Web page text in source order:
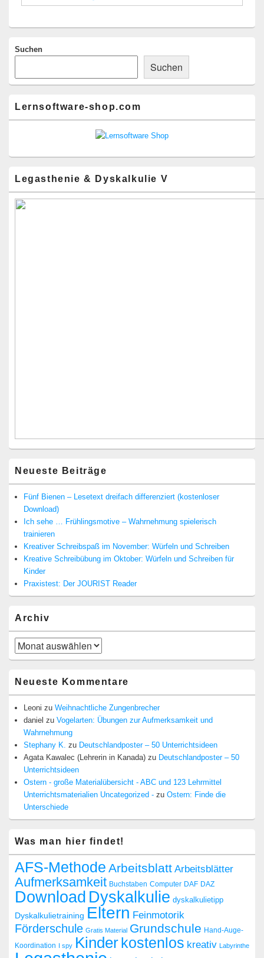
Widgetbereich
Suchen
Suchen
Lernsoftware-shop.com
Legasthenie & Dyskalkulie V
Neueste Beiträge
Fünf Bienen – Lesetext dreifach differenziert (kostenloser
Download)
Ich sehe … Frühlingsmotive – Wahrnehmung spielerisch
trainieren
Kreativer Schreibspaß im November: Würfeln und Schreiben
Kreative Schreibübung im Oktober: Würfeln und Schreiben für
Kinder
Praxistest: Der JOURIST Reader
Archiv
Archiv
Neueste Kommentare
Leoni zu Weihnachtliche Zungenbrecher
daniel zu Vogelarten: Übungen zur Aufmerksamkeit und
Wahrnehmung
Stephany K. zu Deutschlandposter – 50 Unterrichtsideen
Agata Kawalec (Lehrerin in Kanada) zu Deutschlandposter – 50
Unterrichtsideen
Ostern - große Materialübersicht - ABC und 123 Lehrmittel
Unterrichtsmaterialien Uncategorized - zu Ostern: Finde die
Unterschiede
Was man hier findet!
AFS-Methode Arbeitsblatt Arbeitsblätter
Aufmerksamkeit Buchstaben Computer DAF DAZ
Download Dyskalkulie dyskalkulietipp
Dyskalkulietraining Eltern Feinmotorik
Förderschule Gratis Material Grundschule Hand-Auge-
Koordination I spy Kinderkostenlos kreativ Labyrinthe